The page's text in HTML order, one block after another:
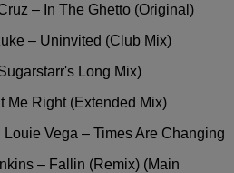
– In The Ghetto (Original)
– Uninvited (Club Mix)
Long Mix)
Me Right (Extended Mix)
Vega – Times Are Changing
– Fallin (Remix) (Main